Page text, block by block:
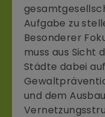
Aufgabe zu
Besonderer
muss aus Sicht
Städte dabei
und dem